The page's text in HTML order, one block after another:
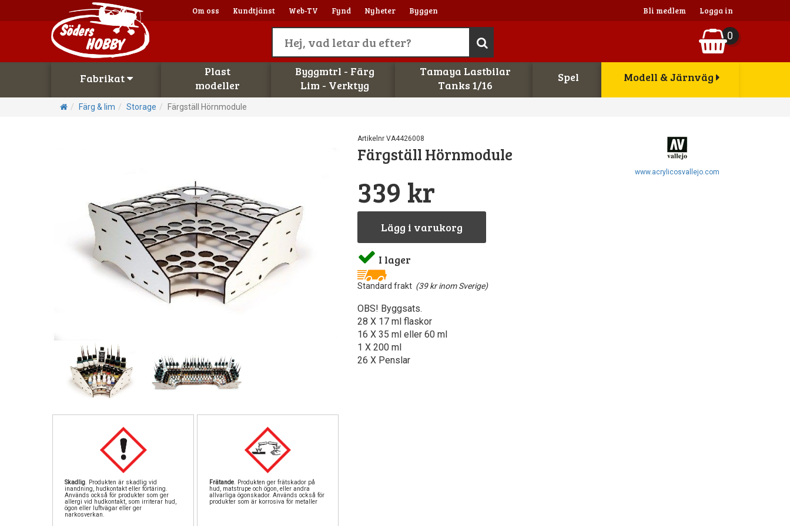
Om oss Kundtjänst Web-TV Fynd Nyheter Byggen Bli medlem Logga in
0
Fabrikat
Plast
modeller
Byggmtrl - Färg
Lim - Verktyg
Tamaya Lastbilar
Tanks 1/16
Spel Modell & Järnväg
Färg & lim Storage Färgställ Hörnmodule
Skadlig . Produkten är skadlig vid
inandning, hudkontakt eller förtäring.
Används också för produkter som ger
allergi vid hudkontakt, som irriterar hud,
ögon eller luftvägar eller ger
narkosverkan.
Frätande . Produkten ger frätskador på
hud, matstrupe och ögon, eller andra
allvarliga ögonskador. Används också för
produkter som är korrosiva för metaller
Artikelnr VA4426008
Färgställ Hörnmodule
339 kr
Lägg i varukorg
I lager
Standard frakt (39 kr inom Sverige)
OBS! Byggsats.
28 X 17 ml flaskor
16 X 35 ml eller 60 ml
1 X 200 ml
26 X Penslar
www.acrylicosvallejo.com